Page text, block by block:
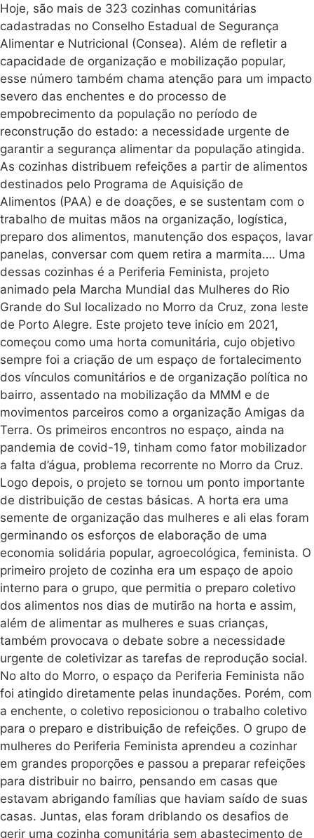
Hoje, são mais de 323 cozinhas comunitárias
cadastradas no Conselho Estadual de Segurança
Alimentar e Nutricional (Consea). Além de refletir a
capacidade de organização e mobilização popular,
esse número também chama atenção para um impacto
severo das enchentes e do processo de
empobrecimento da população no período de
reconstrução do estado: a necessidade urgente de
garantir a segurança alimentar da população atingida.
As cozinhas distribuem refeições a partir de alimentos
destinados pelo Programa de Aquisição de
Alimentos (PAA) e de doações, e se sustentam com o
trabalho de muitas mãos na organização, logística,
preparo dos alimentos, manutenção dos espaços, lavar
panelas, conversar com quem retira a marmita…. Uma
dessas cozinhas é a Periferia Feminista, projeto
animado pela Marcha Mundial das Mulheres do Rio
Grande do Sul localizado no Morro da Cruz, zona leste
de Porto Alegre. Este projeto teve início em 2021,
começou como uma horta comunitária, cujo objetivo
sempre foi a criação de um espaço de fortalecimento
dos vínculos comunitários e de organização política no
bairro, assentado na mobilização da MMM e de
movimentos parceiros como a organização Amigas da
Terra. Os primeiros encontros no espaço, ainda na
pandemia de covid-19, tinham como fator mobilizador
a falta d’água, problema recorrente no Morro da Cruz.
Logo depois, o projeto se tornou um ponto importante
de distribuição de cestas básicas. A horta era uma
semente de organização das mulheres e ali elas foram
germinando os esforços de elaboração de uma
economia solidária popular, agroecológica, feminista. O
primeiro projeto de cozinha era um espaço de apoio
interno para o grupo, que permitia o preparo coletivo
dos alimentos nos dias de mutirão na horta e assim,
além de alimentar as mulheres e suas crianças,
também provocava o debate sobre a necessidade
urgente de coletivizar as tarefas de reprodução social.
No alto do Morro, o espaço da Periferia Feminista não
foi atingido diretamente pelas inundações. Porém, com
a enchente, o coletivo reposicionou o trabalho coletivo
para o preparo e distribuição de refeições. O grupo de
mulheres do Periferia Feminista aprendeu a cozinhar
em grandes proporções e passou a preparar refeições
para distribuir no bairro, pensando em casas que
estavam abrigando famílias que haviam saído de suas
casas. Juntas, elas foram driblando os desafios de
gerir uma cozinha comunitária sem abastecimento de